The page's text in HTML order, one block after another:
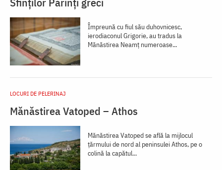
Împreună cu fiul său duhovnicesc,
ierodiaconul Grigorie, au tradus la
Mănăstirea Neamţ numeroase...
LOCURI DE PELERINAJ
Mănăstirea Vatoped – Athos
Mănăstirea Vatoped se află la mijlocul
țărmului de nord al peninsulei Athos, pe o
colină la capătul...